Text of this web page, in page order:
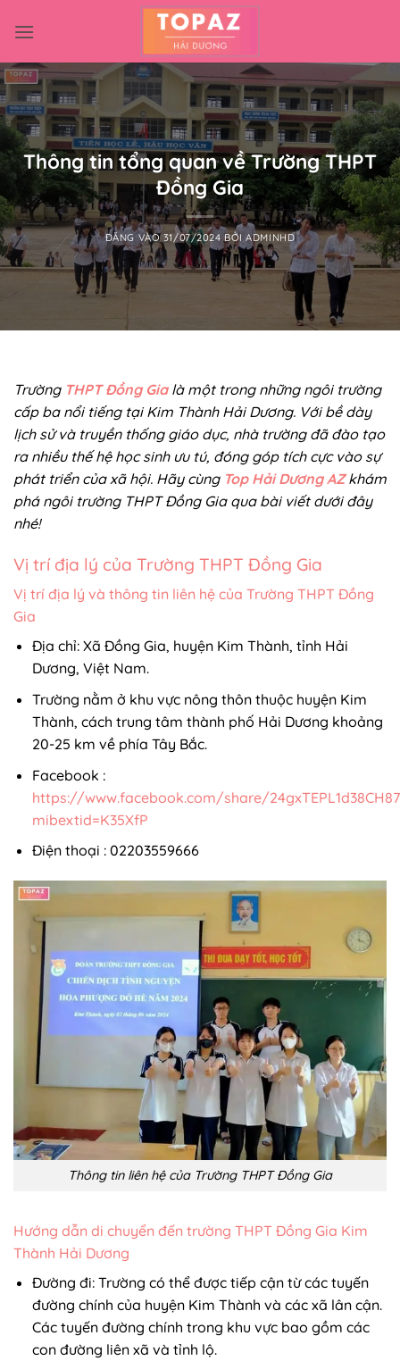
qua
dung
Thông tin tổng quan về Trường THPT
Đồng Gia
ĐĂNG VÀO 31/07/2024 BỞIADMINHD
TrườngTHPT Đồng Gialà một trong những ngôi trường
cấp ba nổi tiếng tại Kim Thành Hải Dương. Với bề dày
lịch sử và truyền thống giáo dục, nhà trường đã đào tạo
ra nhiều thế hệ học sinh ưu tú, đóng góp tích cực vào sự
phát triển của xã hội. Hãy cùng Top Hải Dương AZkhám
phá ngôi trường THPT Đồng Gia qua bài viết dưới đây
nhé!
Vị trí địa lý của Trường THPT Đồng Gia
Vị trí địa lý và thông tin liên hệ của Trường THPT Đồng
Gia
Địa chỉ: Xã Đồng Gia, huyện Kim Thành, tỉnh Hải
Dương, Việt Nam.
Trường nằm ở khu vực nông thôn thuộc huyện Kim
Thành, cách trung tâm thành phố Hải Dương khoảng
20-25 km về phía Tây Bắc.
Facebook :
https://www.facebook.com/share/
mibextid=K35XfP
Điện thoại : 02203559666
Thông tin liên hệ của Trường THPT Đồng Gia
Hướng dẫn di chuyển đến trường THPT Đồng Gia Kim
Thành Hải Dương
Đường đi: Trường có thể được tiếp cận từ các tuyến
đường chính của huyện Kim Thành và các xã lân cận.
Các tuyến đường chính trong khu vực bao gồm các
con đường liên xã và tỉnh lộ.